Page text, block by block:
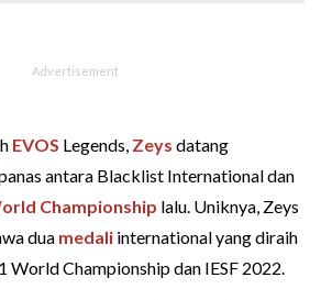
EVOS Legends, Zeys datang
antara Blacklist International dan
Championship lalu. Uniknya, Zeys
dua medali international yang diraih
World Championship dan IESF 2022.